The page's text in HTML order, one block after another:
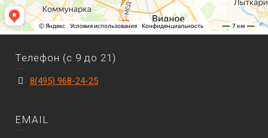
Телефон (с 9 до 21)
8(495) 968-24-25
EMAIL